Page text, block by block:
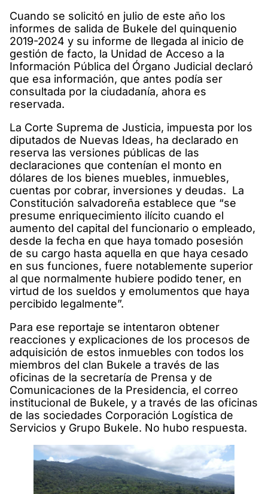
Cuando se solicitó en julio de este año los
informes de salida de Bukele del quinquenio
2019-2024 y su informe de llegada al inicio de
gestión de facto, la Unidad de Acceso a la
Información Pública del Órgano Judicial declaró
que esa información, que antes podía ser
consultada por la ciudadanía, ahora es
reservada.
La Corte Suprema de Justicia, impuesta por los
diputados de Nuevas Ideas, ha declarado en
reserva las versiones públicas de las
declaraciones que contenían el monto en
dólares de los bienes muebles, inmuebles,
cuentas por cobrar, inversiones y deudas. La
Constitución salvadoreña establece que “se
presume enriquecimiento ilícito cuando el
aumento del capital del funcionario o empleado,
desde la fecha en que haya tomado posesión
de su cargo hasta aquella en que haya cesado
en sus funciones, fuere notablemente superior
al que normalmente hubiere podido tener, en
virtud de los sueldos y emolumentos que haya
percibido legalmente”.
Para ese reportaje se intentaron obtener
reacciones y explicaciones de los procesos de
adquisición de estos inmuebles con todos los
miembros del clan Bukele a través de las
oficinas de la secretaría de Prensa y de
Comunicaciones de la Presidencia, el correo
institucional de Bukele, y a través de las oficinas
de las sociedades Corporación Logística de
Servicios y Grupo Bukele. No hubo respuesta.